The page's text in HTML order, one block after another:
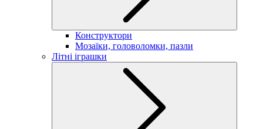
Конструктори
Мозаїки, головоломки, пазли
Літні іграшки